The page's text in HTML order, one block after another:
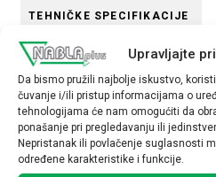
Upravljajte
Da bismo pružili najbolje iskustvo,
čuvanje i/ili pristup informacijama o
tehnologijama će nam omogućiti da
ponašanje pri pregledavanju ili
Nepristanak ili povlačenje suglasnosti
određene karakteristike i funkcije.
TEHNIČKE SPECIFIKACIJE
Boja
crvena
Tip opreme
glava tipkala